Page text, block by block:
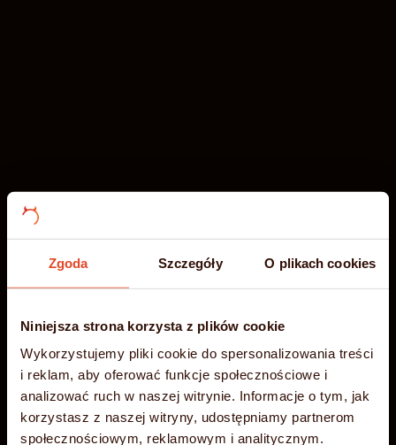
Zgoda Szczegóły O plikach cookies
Niniejsza strona korzysta z plików cookie
Wykorzystujemy pliki cookie do spersonalizowania treści
i reklam, aby oferować funkcje społecznościowe i
analizować ruch w naszej witrynie. Informacje o tym, jak
korzystasz z naszej witryny, udostępniamy partnerom
społecznościowym, reklamowym i analitycznym.
-35%
Wakacyjna
PROMOCJA
Błyskawiczny
hosting NVMe